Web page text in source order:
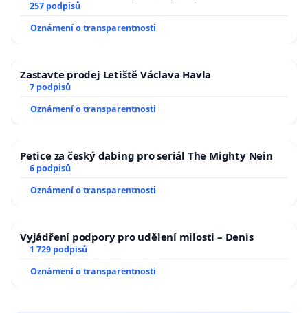
zaveďme slyšitelná auta!
257 podpisů
Oznámení o transparentnosti
Zastavte prodej Letiště Václava Havla
7 podpisů
Oznámení o transparentnosti
Petice za český dabing pro seriál The Mighty Nein
6 podpisů
Oznámení o transparentnosti
Vyjádření podpory pro udělení milosti – Denis
1 729 podpisů
Oznámení o transparentnosti